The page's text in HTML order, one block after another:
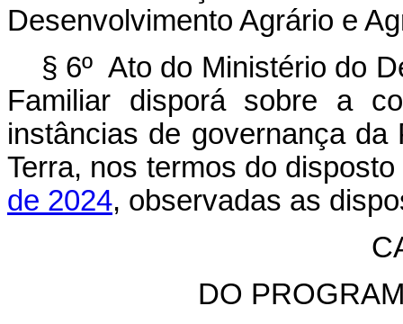
Desenvolvimento Agrário e
§ 6º Ato do Ministério do
Familiar disporá sobre a
instâncias de governança
Terra, nos termos do
de 2024, observadas as
DO